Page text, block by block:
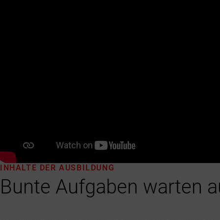
Bunte Aufgaben warten
INHALTE DER AUSBILDUNG